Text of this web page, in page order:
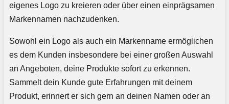
eigenes Logo zu kreieren oder über einen einprägsamen
Markennamen nachzudenken.
Sowohl ein Logo als auch ein Markenname ermöglichen
es dem Kunden insbesondere bei einer großen Auswahl
an Angeboten, deine Produkte sofort zu erkennen.
Sammelt dein Kunde gute Erfahrungen mit deinem
Produkt, erinnert er sich gern an deinen Namen oder an